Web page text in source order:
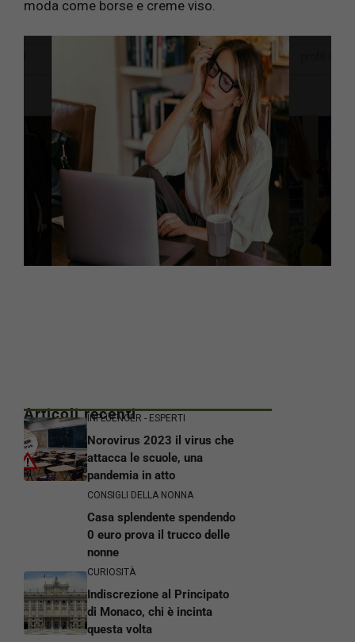
moda come borse e creme viso.
Articoli recentiINFLUENCER - ESPERTI
Norovirus 2023 il virus che
attacca le scuole, una
pandemia in atto
CONSIGLI DELLA NONNA
Casa splendente spendendo
0 euro prova il trucco delle
nonne
CURIOSITÀ
Indiscrezione al Principato
di Monaco, chi è incinta
questa volta